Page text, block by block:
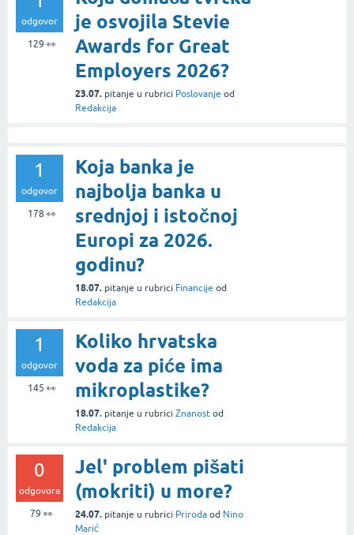
odgovor
129 👀
je osvojila Stevie
Awards for Great
Employers 2026?
23.07. pitanje u rubrici Poslovanje od
Redakcija
1
odgovor
178 👀
Koja banka je
najbolja banka u
srednjoj i istočnoj
Europi za 2026.
godinu?
18.07. pitanje u rubrici Financije od
Redakcija
1
odgovor
145 👀
Koliko hrvatska
voda za piće ima
mikroplastike?
18.07. pitanje u rubrici Znanost od
Redakcija
0
odgovora
79 👀
Jel' problem pišati
(mokriti) u more?
24.07. pitanje u rubrici Priroda od Nino
Marić